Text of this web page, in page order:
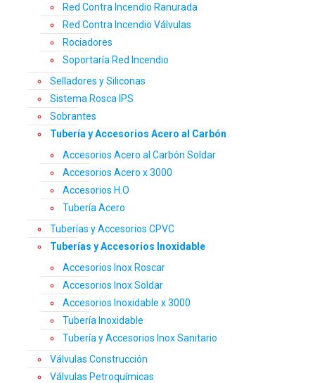
Red Contra Incendio Ranurada
Red Contra Incendio Válvulas
Rociadores
Soportaría Red Incendio
Selladores y Siliconas
Sistema Rosca IPS
Sobrantes
Tubería y Accesorios Acero al Carbón
Accesorios Acero al Carbón Soldar
Accesorios Acero x 3000
Accesorios H.O
Tubería Acero
Tuberías y Accesorios CPVC
Tuberías y Accesorios Inoxidable
Accesorios Inox Roscar
Accesorios Inox Soldar
Accesorios Inoxidable x 3000
Tubería Inoxidable
Tubería y Accesorios Inox Sanitario
Válvulas Construcción
Válvulas Petroquímicas